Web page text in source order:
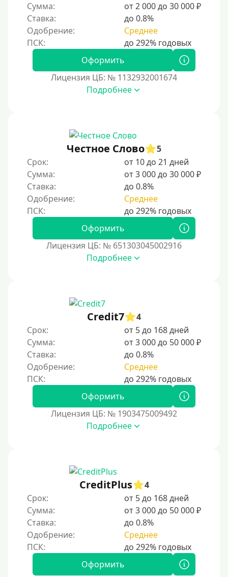
На Вебмани
ВТБ
Виза (Visa)
На карту Кукуруза
Моментум (Momentum)
С помощью системы Контакт (Contact)
Золотая Корона
С использованием системы быстрых платежей (СБП)
Способы получения
Без активации сервиса
Не выходя из дома
Без посещения офиса
В офисе
В ломбарде
Роботы займов
Перевод денег на карту через Telegram
Без списания средств с вашей карты
Денежным переводом
На Юмани (ЮMoney)
На Яндекс Деньги
Без привязки карты
Кошелёк Киви (Qiwi)
Пополнение Киви-кошелька без СНИЛС
На кошельке Киви (Qiwi) имеются просроченные
Сумма:
от 2 000 до 30 000 ₽
Ставка:
до 0.8%
Одобрение:
Среднее
Оформить
Лицензия ЦБ: № 1132932001674
Подробнее
Честное Слово
5
Срок:
от 10 до 21 дней
Сумма:
от 3 000 до 30 000 ₽
Ставка:
до 0.8%
Одобрение:
Среднее
Оформить
Лицензия ЦБ: № 651303045002916
Подробнее
Credit7
4
Срок:
от 5 до 168 дней
Сумма:
от 3 000 до 50 000 ₽
Ставка:
до 0.8%
Одобрение:
Среднее
Оформить
Лицензия ЦБ: № 1903475009492
Подробнее
CreditPlus
4
Срок:
от 5 до 168 дней
Сумма:
от 3 000 до 50 000 ₽
Ставка:
до 0.8%
Одобрение:
Среднее
Оформить